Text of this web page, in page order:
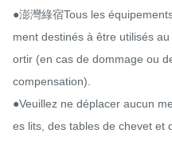
●澎灣綠宿Tous les
ment destinés à être utilisés
ortir (en cas de dommage ou
compensation).
●Veuillez ne déplacer aucun
es lits, des tables de chevet et